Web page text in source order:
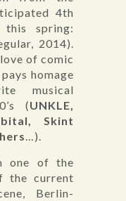
4th
this spring:
2014).
of comic
homage
musical
(UNKLE,
Skint
…).
one of the
the current
Berlin-